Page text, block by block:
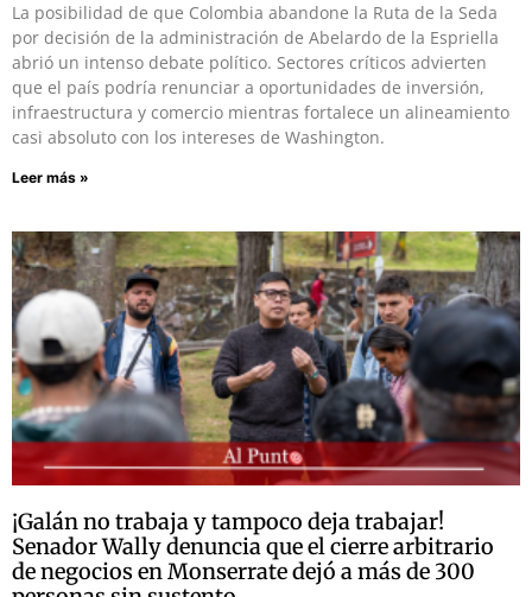
La posibilidad de que Colombia abandone la Ruta de la Seda
por decisión de la administración de Abelardo de la Espriella
abrió un intenso debate político. Sectores críticos advierten
que el país podría renunciar a oportunidades de inversión,
infraestructura y comercio mientras fortalece un alineamiento
casi absoluto con los intereses de Washington.
Leer más »
¡Galán no trabaja y tampoco deja trabajar!
Senador Wally denuncia que el cierre arbitrario
de negocios en Monserrate dejó a más de 300